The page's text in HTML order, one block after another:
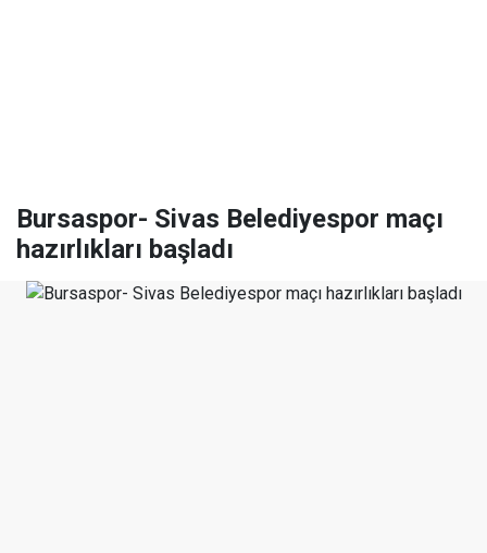
Bursaspor- Sivas Belediyespor maçı
hazırlıkları başladı